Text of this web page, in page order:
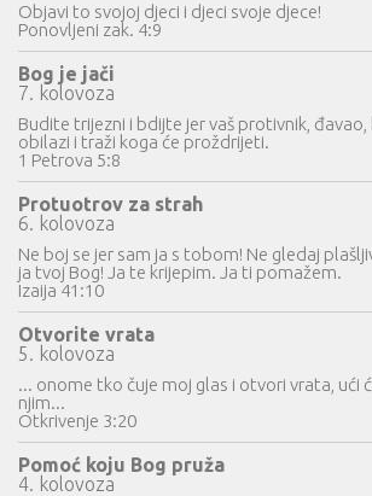
Objavi to svojoj djeci i djeci svoje djece!
Ponovljeni zak. 4:9
Bog je jači
7. kolovoza
Budite trijezni i bdijte jer vaš protivnik, đavao,
obilazi i traži koga će proždrijeti.
1 Petrova 5:8
Protuotrov za strah
6. kolovoza
Ne boj se jer sam ja s tobom! Ne gledaj
ja tvoj Bog! Ja te krijepim. Ja ti pomažem.
Izaija 41:10
Otvorite vrata
5. kolovoza
... onome tko čuje moj glas i otvori vrata, ući
njim...
Otkrivenje 3:20
Pomoć koju Bog pruža
4. kolovoza